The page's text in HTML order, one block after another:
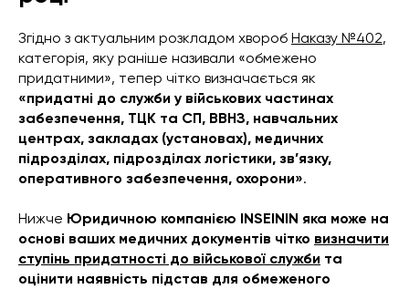
Згідно з актуальним розкладом хвороб Наказу №402,
категорія, яку раніше називали «обмежено
придатними», тепер чітко визначається як
«придатні до служби у військових частинах
забезпечення, ТЦК та СП, ВВНЗ, навчальних
центрах, закладах (установах), медичних
підрозділах, підрозділах логістики, зв’язку,
оперативного забезпечення, охорони».
Нижче Юридичною компанією INSEININ яка може на
основі ваших медичних документів чітко визначити
ступінь придатності до військової служби та
оцінити наявність підстав для обмеженого